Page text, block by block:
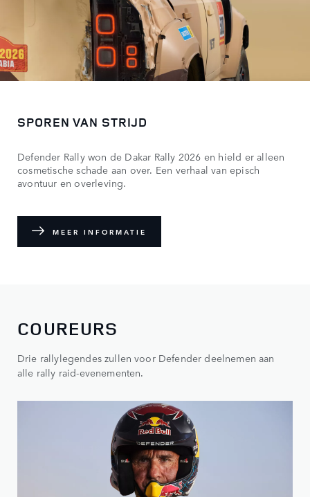
SPOREN VAN STRIJD
Defender Rally won de Dakar Rally 2026 en hield er alleen
cosmetische schade aan over. Een verhaal van episch
avontuur en overleving.
MEER INFORMATIE
COUREURS
Drie rallylegendes zullen voor Defender deelnemen aan
alle rally raid-evenementen.